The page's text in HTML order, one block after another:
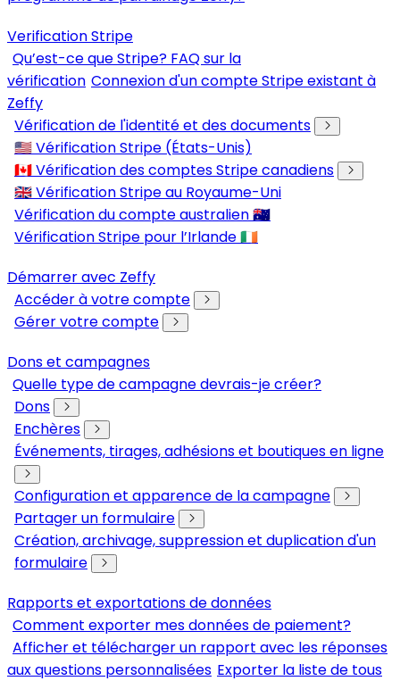
Verification Stripe
Qu’est-ce que Stripe? FAQ sur la
vérification Connexion d'un compte Stripe existant à
Zeffy
Vérification de l'identité et des documents
🇺🇸 Vérification Stripe (États-Unis)
🇨🇦 Vérification des comptes Stripe canadiens
🇬🇧 Vérification Stripe au Royaume-Uni
Vérification du compte australien 🇦🇺
Vérification Stripe pour l’Irlande 🇮🇪
Démarrer avec Zeffy
Accéder à votre compte
Gérer votre compte
Dons et campagnes
Quelle type de campagne devrais-je créer?
Dons
Enchères
Événements, tirages, adhésions et boutiques en ligne
Configuration et apparence de la campagne
Partager un formulaire
Création, archivage, suppression et duplication d'un
formulaire
Rapports et exportations de données
Comment exporter mes données de paiement?
Afficher et télécharger un rapport avec les réponses
aux questions personnalisées Exporter la liste de tous